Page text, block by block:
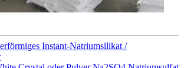
Instant-Natriumsilikat /